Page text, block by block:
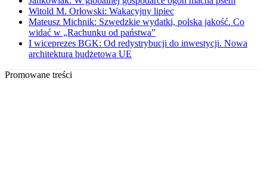
Witold M. Orłowski: Wakacyjny lipiec
Mateusz Michnik: Szwedzkie wydatki, polska jakość. Co
widać w „Rachunku od państwa”
I wiceprezes BGK: Od redystrybucji do inwestycji. Nowa
architektura budżetowa UE
Promowane treści